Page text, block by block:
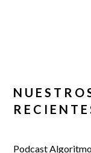
Podcast